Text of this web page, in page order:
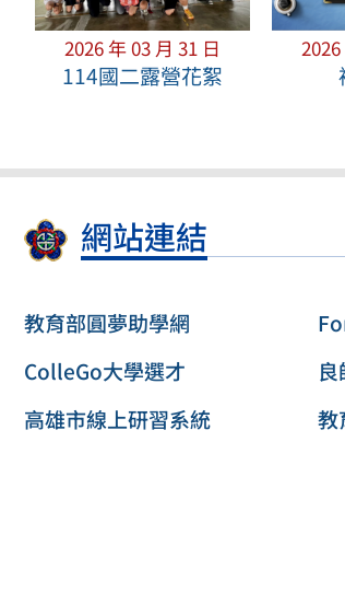
2026 年 03 月 31 日
114國二露營花絮
網站連結
教育部圓夢助學網
ColleGo大學選才
高雄市線上研習系統
教